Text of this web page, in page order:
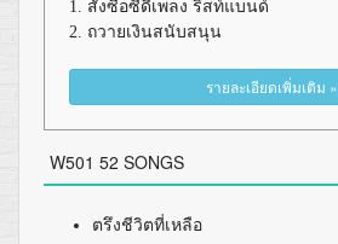
1. สั่งซื้อซีดีเพลง ริสท์แบนด์
2. ถวายเงินสนับสนุน
รายละเอียดเพิ่มเติม »
W501 52 SONGS
ตรึงชีวิตที่เหลือ